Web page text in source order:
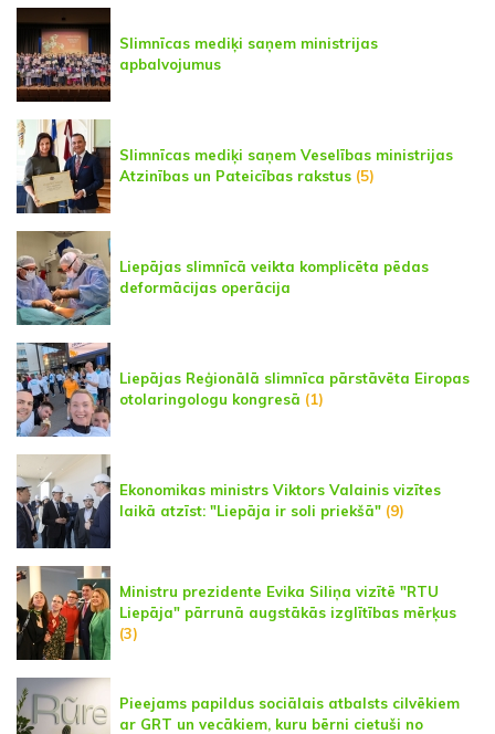
Slimnīcas mediķi saņem ministrijas
apbalvojumus
Slimnīcas mediķi saņem Veselības ministrijas
Atzinības un Pateicības rakstus (5)
Liepājas slimnīcā veikta komplicēta pēdas
deformācijas operācija
Liepājas Reģionālā slimnīca pārstāvēta Eiropas
otolaringologu kongresā (1)
Ekonomikas ministrs Viktors Valainis vizītes
laikā atzīst: "Liepāja ir soli priekšā" (9)
Ministru prezidente Evika Siliņa vizītē "RTU
Liepāja" pārrunā augstākās izglītības mērķus
(3)
Pieejams papildus sociālais atbalsts cilvēkiem
ar GRT un vecākiem, kuru bērni cietuši no